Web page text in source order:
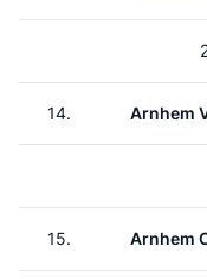
14. Arnhem
15. Arnhem